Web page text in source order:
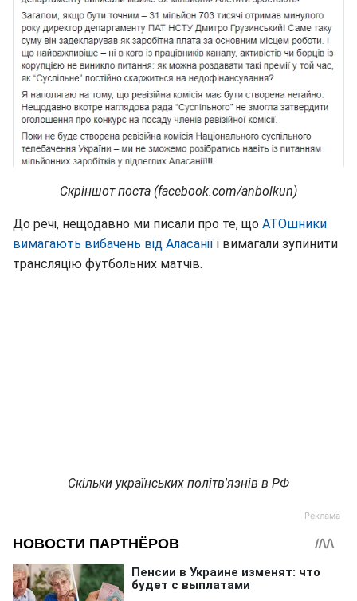
Скріншот поста (facebook.com/anbolkun)
До речі, нещодавно ми писали про те, що АТОшники
вимагають вибачень від Аласанії і вимагали зупинити
трансляцію футбольних матчів.
Скільки українських політв'язнів в РФ